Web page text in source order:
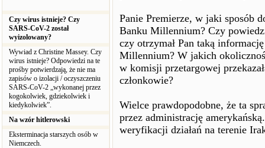
Czy wirus istnieje? Czy
SARS-CoV-2 został
wyizolowany?
Wywiad z Christine Massey. Czy
wirus istnieje? Odpowiedzi na te
prośby potwierdzają, że nie ma
zapisów o izolacji / oczyszczeniu
SARS-CoV-2 „wykonanej przez
kogokolwiek, gdziekolwiek i
kiedykolwiek”.
Na wzór hitlerowski
Eksterminacja starszych osób w
Niemczech.
Panie Premierze, w jaki sposób
Banku Millennium? Czy
czy otrzymał Pan taką
Millennium? W jakich
w komisji przetargowej
członkowie?
Wielce prawdopodobne, że ta
przez administrację
weryfikacji działań na terenie